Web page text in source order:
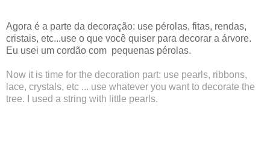
Agora é a parte da decoração: use pérolas, fitas, rendas,
cristais, etc...use o que você quiser para decorar a árvore.
Eu usei um cordão com pequenas pérolas.
Now it is time for the decoration part: use pearls, ribbons,
lace, crystals, etc ... use whatever you want to decorate the
tree. I used a string with little pearls.